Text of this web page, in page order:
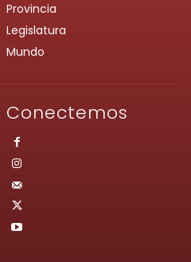
Provincia
Legislatura
Mundo
Conectemos